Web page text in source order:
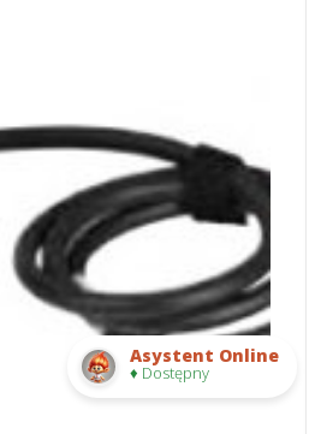
Asystent Online
♦ Dostępny